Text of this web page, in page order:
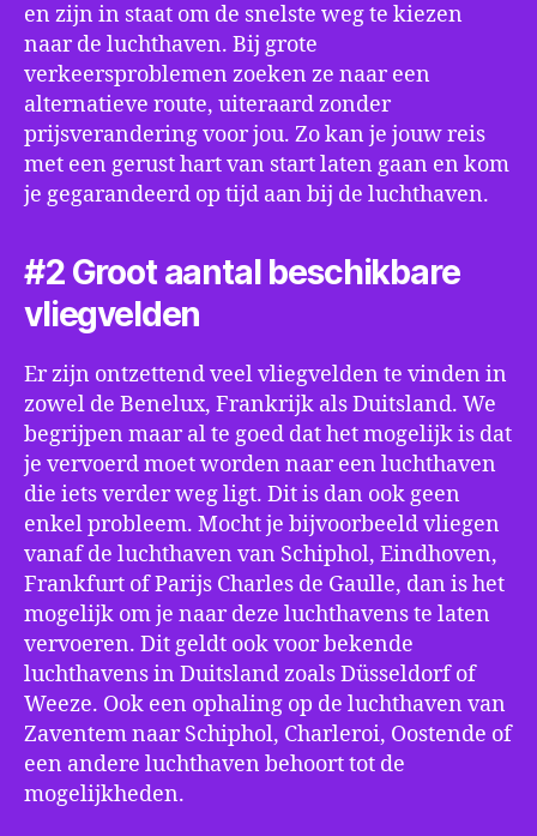
en zijn in staat om de snelste weg te kiezen
naar de luchthaven. Bij grote
verkeersproblemen zoeken ze naar een
alternatieve route, uiteraard zonder
prijsverandering voor jou. Zo kan je jouw reis
met een gerust hart van start laten gaan en kom
je gegarandeerd op tijd aan bij de luchthaven.
#2 Groot aantal beschikbare
vliegvelden
Er zijn ontzettend veel vliegvelden te vinden in
zowel de Benelux, Frankrijk als Duitsland. We
begrijpen maar al te goed dat het mogelijk is dat
je vervoerd moet worden naar een luchthaven
die iets verder weg ligt. Dit is dan ook geen
enkel probleem. Mocht je bijvoorbeeld vliegen
vanaf de luchthaven van Schiphol, Eindhoven,
Frankfurt of Parijs Charles de Gaulle, dan is het
mogelijk om je naar deze luchthavens te laten
vervoeren. Dit geldt ook voor bekende
luchthavens in Duitsland zoals Düsseldorf of
Weeze. Ook een ophaling op de luchthaven van
Zaventem naar Schiphol, Charleroi, Oostende of
een andere luchthaven behoort tot de
mogelijkheden.